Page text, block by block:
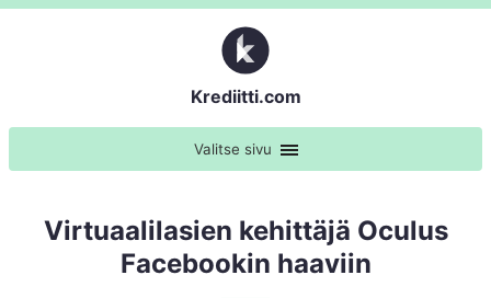
Krediitti.com
Valitse sivu
Virtuaalilasien kehittäjä Oculus
Facebookin haaviin